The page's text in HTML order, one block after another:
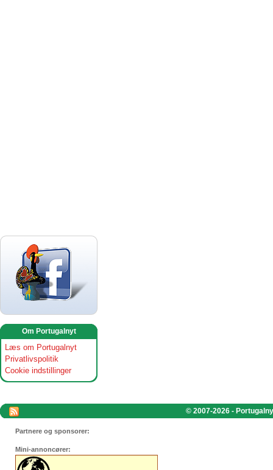
Om Portugalnyt
Læs om Portugalnyt
Privatlivspolitik
Cookie indstillinger
© 2007-2026 -
Partnere og sponsorer:
Mini-annoncører: